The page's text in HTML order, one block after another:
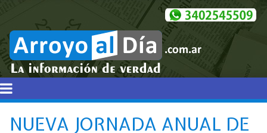
NUEVA JORNADA ANUAL DE